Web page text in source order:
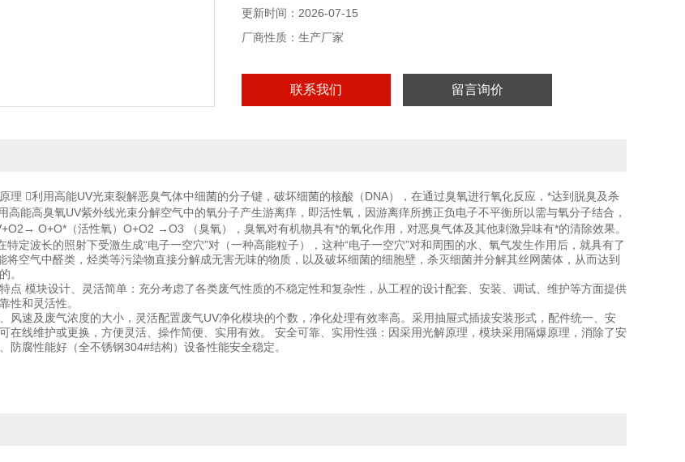
更新时间：2026-07-15
厂商性质：生产厂家
联系我们 留言询价
理 利用高能UV光束裂解恶臭气体中细菌的分子键，破坏细菌的核酸（DNA），在通过臭氧进行氧化反应，*达到脱臭及杀
高能高臭氧UV紫外线光束分解空气中的氧分子产生游离痒，即活性氧，因游离痒所携正负电子不平衡所以需与氧分子结合，
O+O*（活性氧）O+O2 →O3 （臭氧），臭氧对有机物具有*的氧化作用，对恶臭气体及其他刺激异味有*的清除效果。
特定波长的照射下受激生成“电子一空穴”对（一种高能粒子），这种“电子一空穴”对和周围的水、氧气发生作用后，就具有了
将空气中醛类，烃类等污染物直接分解成无害无味的物质，以及破坏细菌的细胞壁，杀灭细菌并分解其丝网菌体，从而达到
。
点 模块设计、灵活简单：充分考虑了各类废气性质的不稳定性和复杂性，从工程的设计配套、安装、调试、维护等方面提供
性和灵活性。
风速及废气浓度的大小，灵活配置废气UV净化模块的个数，净化处理有效率高。采用抽屉式插拔安装形式，配件统一、安
在线维护或更换，方便灵活、操作简便、实用有效。 安全可靠、实用性强：因采用光解原理，模块采用隔爆原理，消除了安
防腐性能好（全不锈钢304#结构）设备性能安全稳定。​